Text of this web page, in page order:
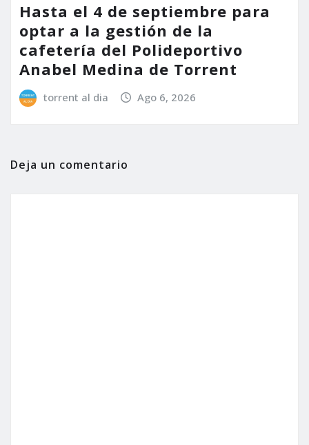
Hasta el 4 de septiembre para
optar a la gestión de la
cafetería del Polideportivo
Anabel Medina de Torrent
torrent al dia Ago 6, 2026
Deja un comentario